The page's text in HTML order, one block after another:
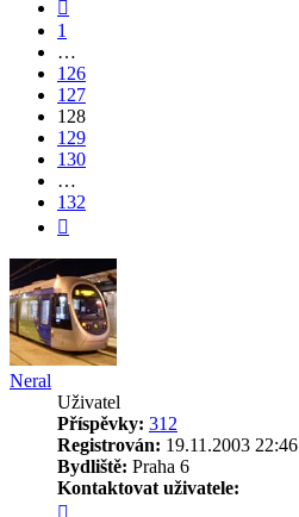
1
…
126
127
128
129
130
…
132
Neral
Uživatel
Příspěvky: 312
Registrován: 19.11.2003 22:46
Bydliště: Praha 6
Kontaktovat uživatele: